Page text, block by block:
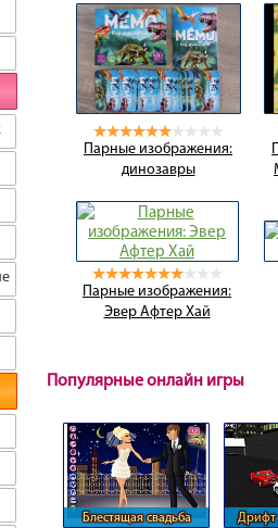
Парные изображения:
динозавры
Парные изображения:
Эвер Афтер Хай
Популярные онлайн игры
Блестящая свадьба
Дрифт